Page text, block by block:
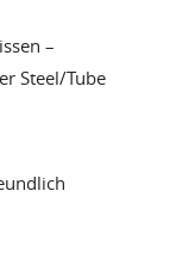
–
Steel/Tube